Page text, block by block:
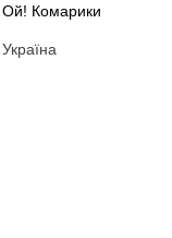
Ой! Комарики
Україна